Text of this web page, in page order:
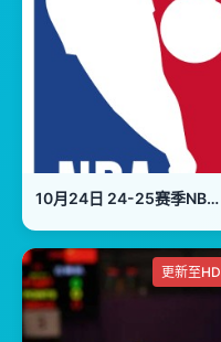
10月24日 24-25赛季NBA常规赛 雄鹿VS76人
更新至HD